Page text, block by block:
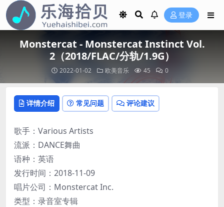
登录
Monstercat - Monstercat Instinct Vol.
2（2018/FLAC/分轨/1.9G）
2022-01-02 欧美音乐 45 0
详情介绍 常见问题 评论建议
歌手：Various Artists
流派：DANCE舞曲
语种：英语
发行时间：2018-11-09
唱片公司：Monstercat Inc.
类型：录音室专辑